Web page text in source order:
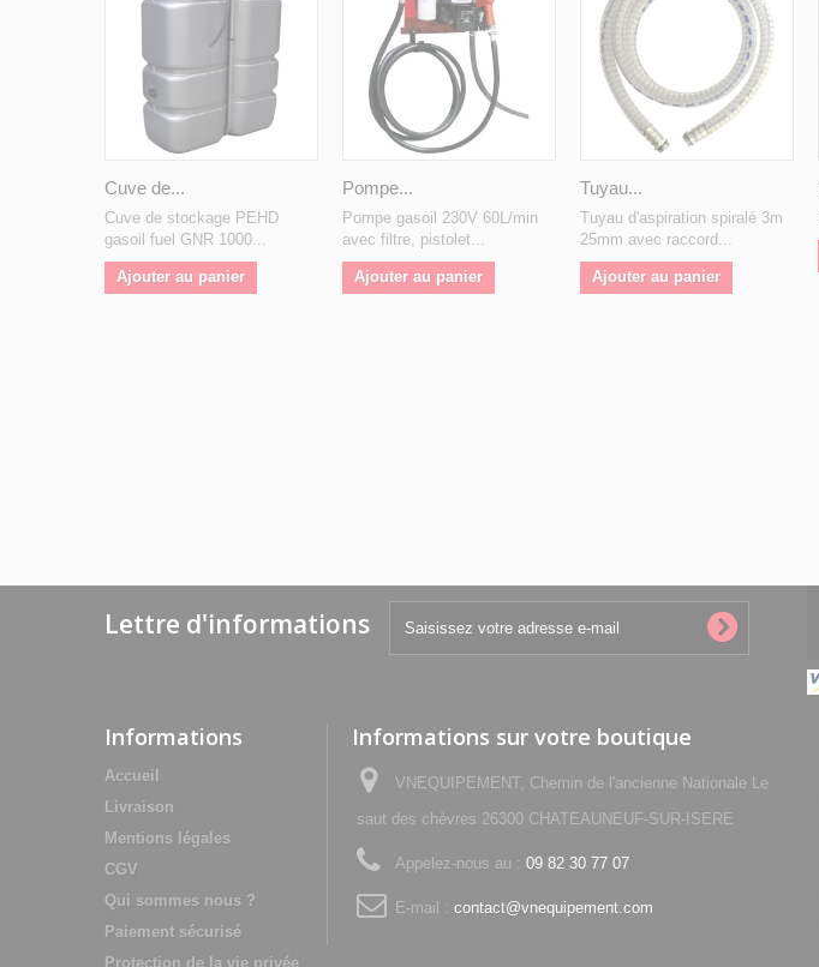
Cuve de...
Cuve de stockage PEHD
gasoil fuel GNR 1000...
Ajouter au panier
Pompe...
Pompe gasoil 230V 60L/min
avec filtre, pistolet...
Ajouter au panier
Tuyau...
Tuyau d'aspiration spiralé 3m
25mm avec raccord...
Ajouter au panier
Lettre d'informations
Informations
Accueil
Livraison
Mentions légales
CGV
Qui sommes nous ?
Paiement sécurisé
Protection de la vie privée
Informations sur votre boutique
VNEQUIPEMENT, Chemin de l'ancienne Nationale Le
saut des chèvres 26300 CHATEAUNEUF-SUR-ISERE
Appelez-nous au : 09 82 30 77 07
E-mail : contact@vnequipement.com